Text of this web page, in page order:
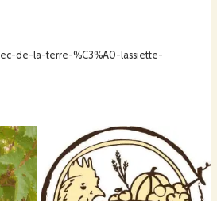
de-la-terre-%C3%A0-lassiette-